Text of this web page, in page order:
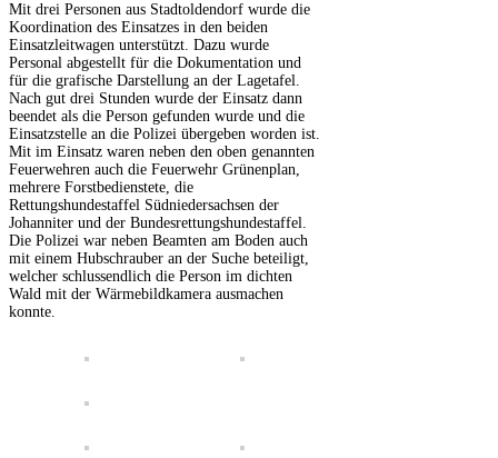
Mit drei Personen aus Stadtoldendorf wurde die
Koordination des Einsatzes in den beiden
Einsatzleitwagen unterstützt. Dazu wurde
Personal abgestellt für die Dokumentation und
für die grafische Darstellung an der Lagetafel.
Nach gut drei Stunden wurde der Einsatz dann
beendet als die Person gefunden wurde und die
Einsatzstelle an die Polizei übergeben worden ist.
Mit im Einsatz waren neben den oben genannten
Feuerwehren auch die Feuerwehr Grünenplan,
mehrere Forstbedienstete, die
Rettungshundestaffel Südniedersachsen der
Johanniter und der Bundesrettungshundestaffel.
Die Polizei war neben Beamten am Boden auch
mit einem Hubschrauber an der Suche beteiligt,
welcher schlussendlich die Person im dichten
Wald mit der Wärmebildkamera ausmachen
konnte.